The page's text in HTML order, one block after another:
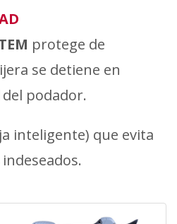
protege de
se detiene en
podador.
inteligente) que evita